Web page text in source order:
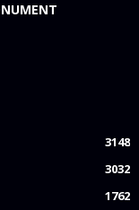
3148
3032
1762